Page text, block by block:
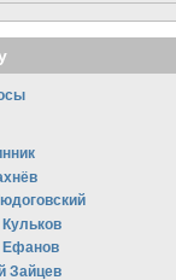
Ефанов
Зайцев